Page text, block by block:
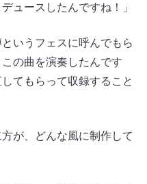
ュースしたんですね！」
いうフェスに呼んでもら
の曲を演奏したんです
てもらって収録すること
が、どんな風に制作して